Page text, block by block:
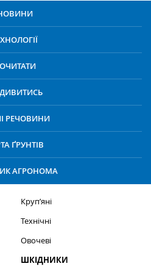
РЕЧОВИНИ
ҐРУНТІВ
АГРОНОМА
Круп’яні
Технічні
Овочеві
ШКІДНИКИ